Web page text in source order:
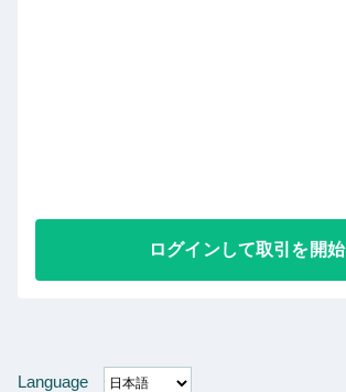
ログインして取引を開始
Language